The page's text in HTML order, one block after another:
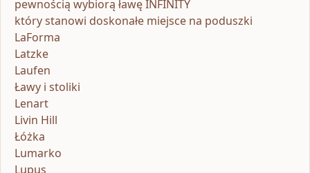
pewnością wybiorą ławę INFINITY
który stanowi doskonałe miejsce na poduszki
LaForma
Latzke
Laufen
Ławy i stoliki
Lenart
Livin Hill
Łóżka
Lumarko
Lupus